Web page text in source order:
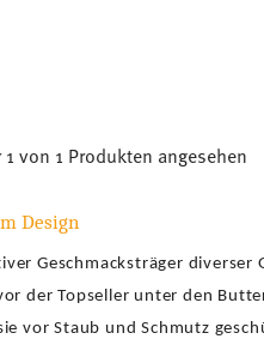
von 1 Produkten angesehen
Design
Geschmacksträger
der Topseller unter den
vor Staub und Schmutz